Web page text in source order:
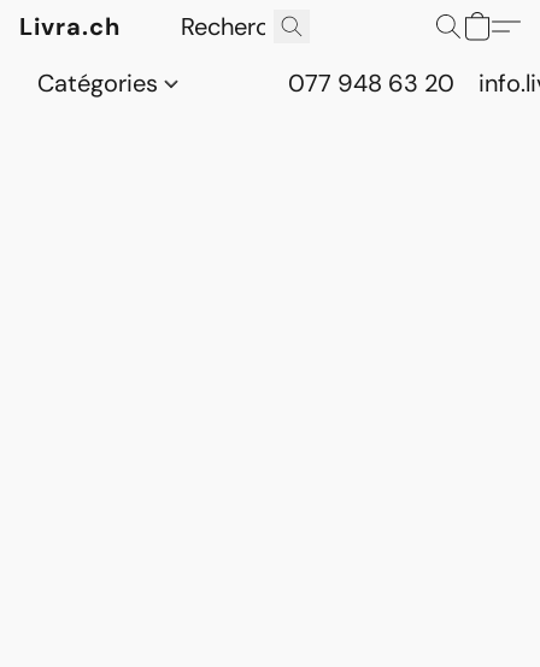
Livra.ch
Catégories
077 948 63 20